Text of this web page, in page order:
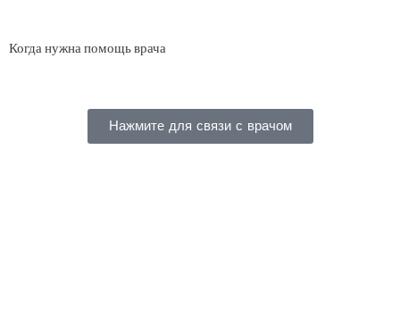
Когда нужна помощь врача
Нажмите для связи с врачом